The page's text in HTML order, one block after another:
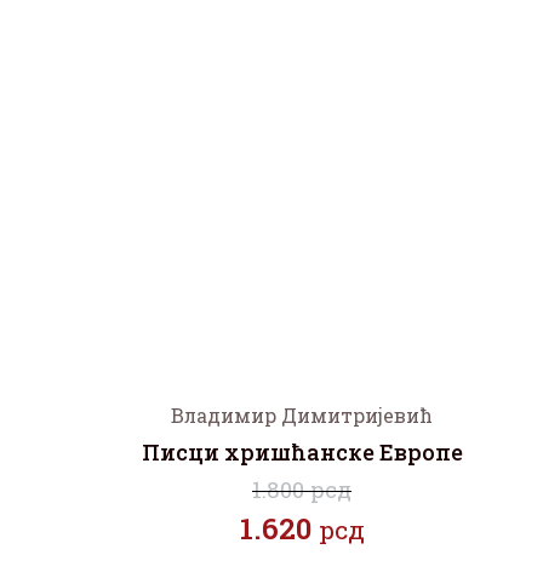
Владимир Димитријевић
Писци хришћанске Европе
1.800 рсд
1.620 рсд